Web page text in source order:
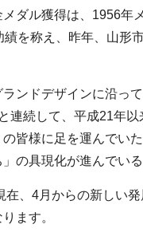
ダル獲得は、1956年
を称え、昨年、山形
ンドデザインに沿っ
続して、平成21年
皆様に足を運んでい
の具現化が進んでいる
、4月からの新しい
ます。